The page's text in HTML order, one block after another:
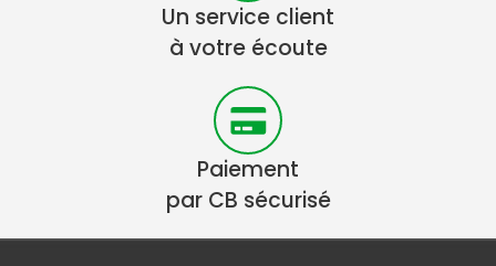
Un service client
à votre écoute
Paiement
par CB sécurisé